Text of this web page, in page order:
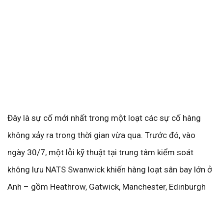
Đây là sự cố mới nhất trong một loạt các sự cố hàng
không xảy ra trong thời gian vừa qua. Trước đó, vào
ngày 30/7, một lỗi kỹ thuật tại trung tâm kiểm soát
không lưu NATS Swanwick khiến hàng loạt sân bay lớn ở
Anh – gồm Heathrow, Gatwick, Manchester, Edinburgh